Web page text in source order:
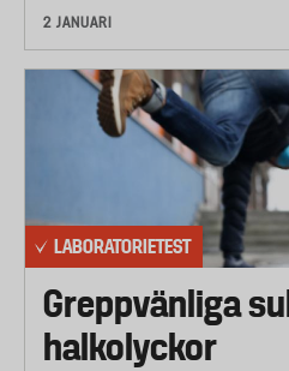
2 JANUARI
LABORATORIETEST
Greppvänliga
halkolyckor